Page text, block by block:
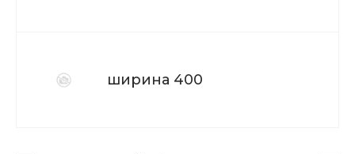
ширина 400